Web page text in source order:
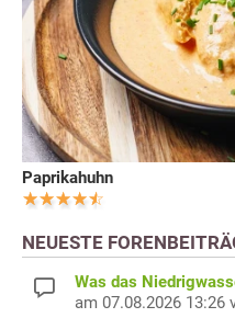
Paprikahuhn
NEUESTE
Was das
am 07.08.2026 13:26